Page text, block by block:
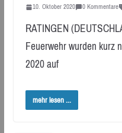
10. Oktober 2020 0 Kommentare
RATINGEN
Feuerwehr wurden kurz
2020 auf
mehr lesen ...